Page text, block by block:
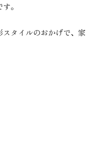
。
タイルのおかげで、家